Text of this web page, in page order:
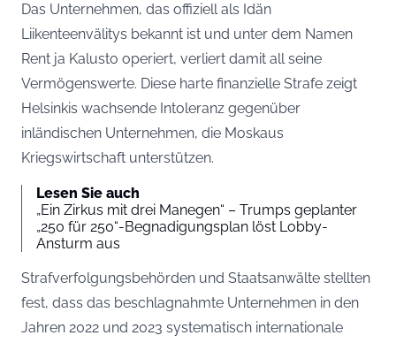
Das Unternehmen, das offiziell als Idän
Liikenteenvälitys bekannt ist und unter dem Namen
Rent ja Kalusto operiert, verliert damit all seine
Vermögenswerte. Diese harte finanzielle Strafe zeigt
Helsinkis wachsende Intoleranz gegenüber
inländischen Unternehmen, die Moskaus
Kriegswirtschaft unterstützen.
Lesen Sie auch
„Ein Zirkus mit drei Manegen“ – Trumps geplanter
„250 für 250“-Begnadigungsplan löst Lobby-
Ansturm aus
Strafverfolgungsbehörden und Staatsanwälte stellten
fest, dass das beschlagnahmte Unternehmen in den
Jahren 2022 und 2023 systematisch internationale